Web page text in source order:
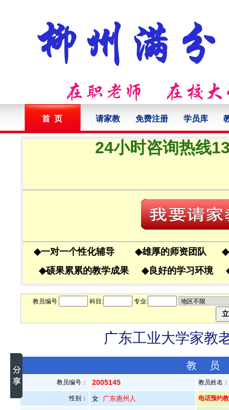
首 页 请家教 免费注册 学员库
24小时咨询热线
◆一对一个性化辅导 ◆雄厚的师资团队 ◆
◆硕果累累的教学成果 ◆良好的学习环境
教员编号 科目: 专业:
广东工业大学家教
教
教员编号： 2005145 教员姓名
性别： 女 广东惠州人 电话预约